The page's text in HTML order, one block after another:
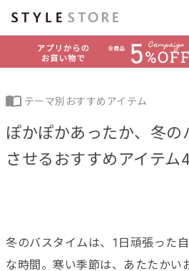
テーマ別おすすめアイテム
ぽかぽかあったか、冬の
させるおすすめアイテム
冬のバスタイムは、1日頑張った
な時間。寒い季節は、あたたかい